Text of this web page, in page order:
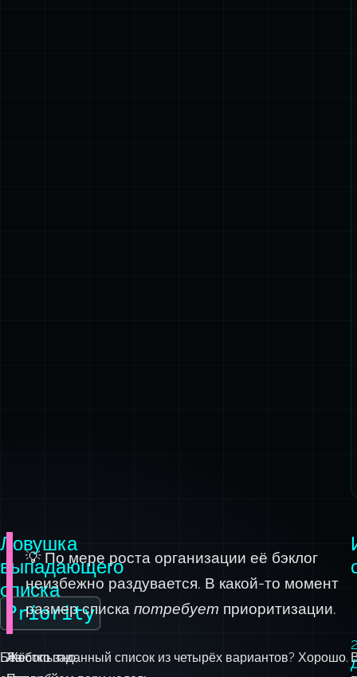
Ловушка
выпадающего
списка
Priority
💡 По мере роста организации её бэклог
неизбежно раздувается. В какой-то момент
размер списка потребует приоритизации.
Без
Любопытно,
Жёстко заданный список из четырёх вариантов? Хорошо.